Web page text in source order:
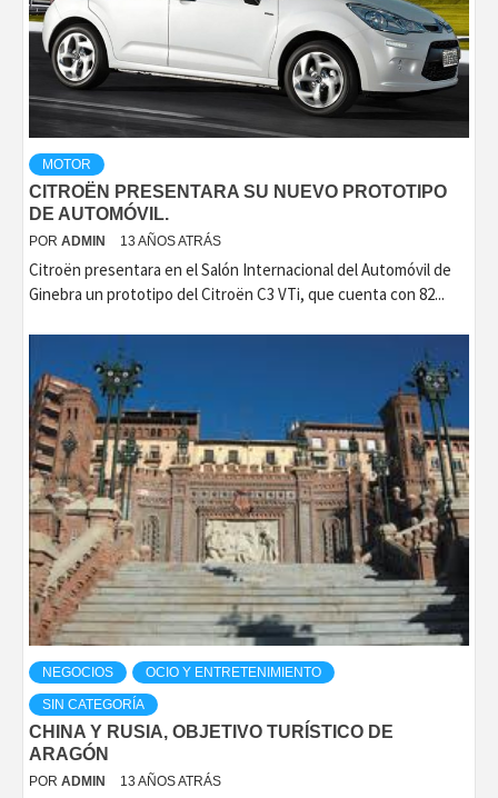
MOTOR
CITROËN PRESENTARA SU NUEVO PROTOTIPO
DE AUTOMÓVIL.
POR ADMIN 13 AÑOS ATRÁS
Citroën presentara en el Salón Internacional del Automóvil de
Ginebra un prototipo del Citroën C3 VTi, que cuenta con 82...
NEGOCIOS OCIO Y ENTRETENIMIENTO
SIN CATEGORÍA
CHINA Y RUSIA, OBJETIVO TURÍSTICO DE
ARAGÓN
POR ADMIN 13 AÑOS ATRÁS